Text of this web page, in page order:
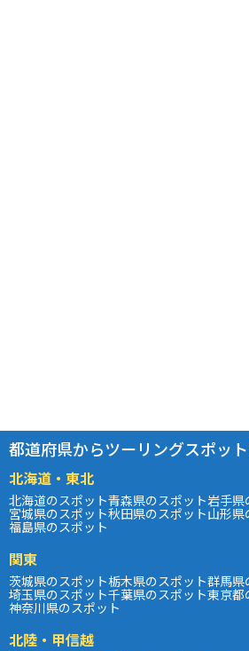
都道府県からツーリングスポッ
北海道・東北
北海道のスポット青森県のスポット岩手県
宮城県のスポット秋田県のスポット山形県
福島県のスポット
関東
茨城県のスポット栃木県のスポット群馬県
埼玉県のスポット千葉県のスポット東京都
神奈川県のスポット
北陸・甲信越